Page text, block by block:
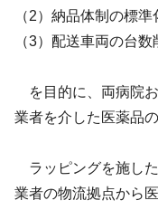
（2）納品体制の標
（3）配送車両の台
を目的に、両病院
業者を介した医薬品
ラッピングを施し
業者の物流拠点から